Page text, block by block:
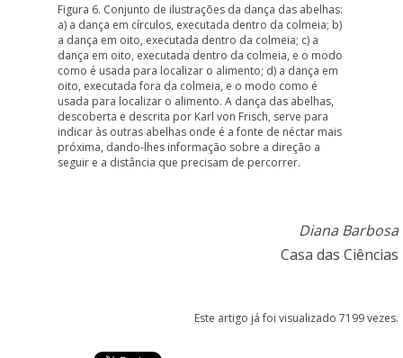
Figura 6. Conjunto de ilustrações da dança das abelhas:
a) a dança em círculos, executada dentro da colmeia; b)
a dança em oito, executada dentro da colmeia; c) a
dança em oito, executada dentro da colmeia, e o modo
como é usada para localizar o alimento; d) a dança em
oito, executada fora da colmeia, e o modo como é
usada para localizar o alimento. A dança das abelhas,
descoberta e descrita por Karl von Frisch, serve para
indicar às outras abelhas onde é a fonte de néctar mais
próxima, dando-lhes informação sobre a direção a
seguir e a distância que precisam de percorrer.
Diana Barbosa
Casa das Ciências
Este artigo já foi visualizado 7199 vezes.